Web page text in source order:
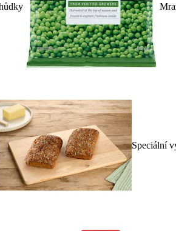
Speciální